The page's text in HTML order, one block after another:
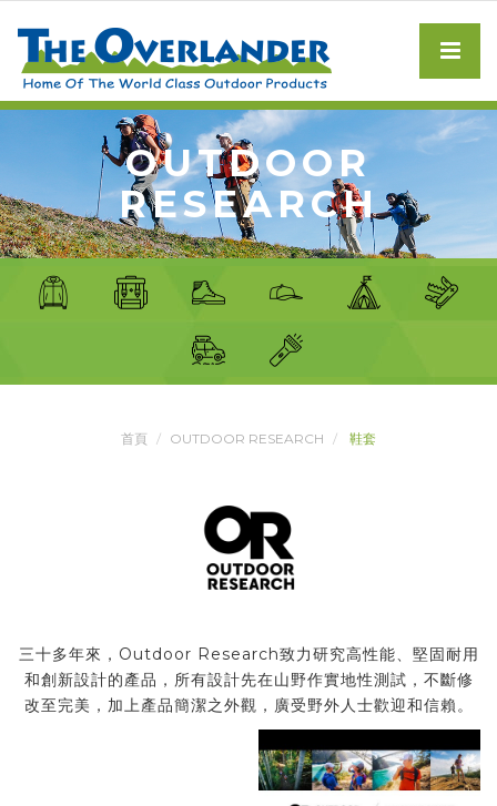
OUTDOOR
RESEARCH
首頁 OUTDOOR RESEARCH 鞋套
三十多年來，Outdoor Research致力研究高性能、堅固耐用
和創新設計的產品，所有設計先在山野作實地性測試，不斷修
改至完美，加上產品簡潔之外觀，廣受野外人士歡迎和信賴。